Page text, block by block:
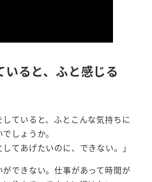
いると、ふと感じる
していると、ふとこんな気持ちに
しょうか。
してあげたいのに、できない。」
できない。仕事があって時間が